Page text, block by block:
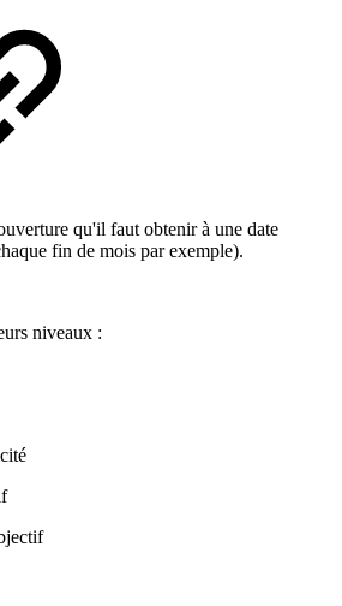
qu'il faut obtenir à une date
fin de mois par exemple).
niveaux :